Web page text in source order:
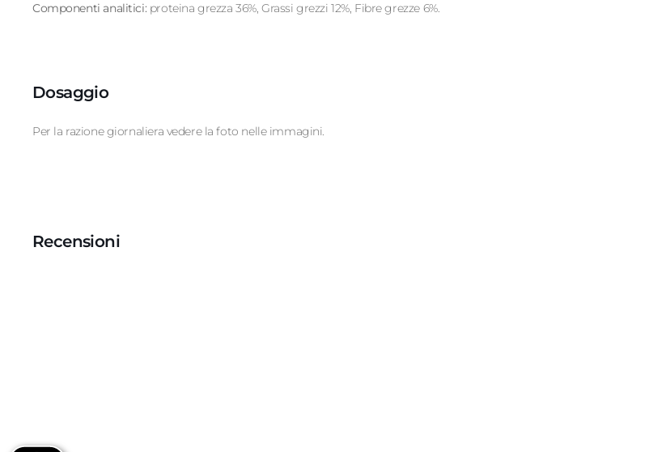
Componenti analitici: proteina grezza 36%, Grassi grezzi 12%, Fibre grezze 6%.
Dosaggio
Per la razione giornaliera vedere la foto nelle immagini.
Recensioni